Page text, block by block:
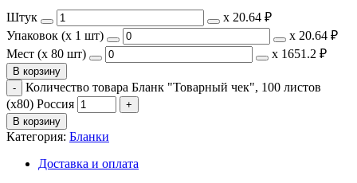
Штук х 20.64 ₽
Упаковок (x 1 шт)
х 20.64 ₽
Мест (x 80 шт)
х 1651.2 ₽
В корзину
Количество товара Бланк "Товарный чек", 100 листов
(х80) Россия
В корзину
Категория: Бланки
Доставка и оплата